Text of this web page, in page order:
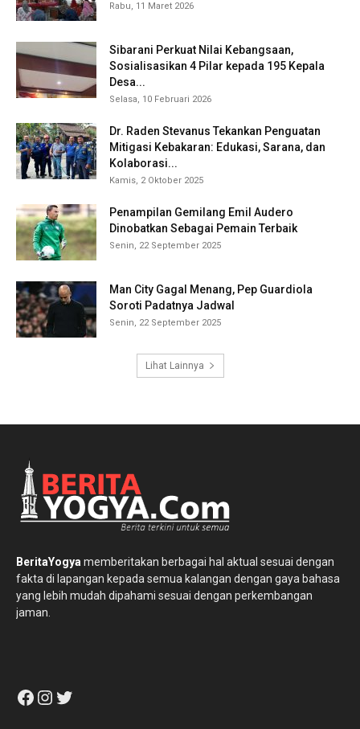
Rabu, 11 Maret 2026
Sibarani Perkuat Nilai Kebangsaan,
Sosialisasikan 4 Pilar kepada 195 Kepala
Desa...
Selasa, 10 Februari 2026
Dr. Raden Stevanus Tekankan Penguatan
Mitigasi Kebakaran: Edukasi, Sarana, dan
Kolaborasi...
Kamis, 2 Oktober 2025
Penampilan Gemilang Emil Audero
Dinobatkan Sebagai Pemain Terbaik
Senin, 22 September 2025
Man City Gagal Menang, Pep Guardiola
Soroti Padatnya Jadwal
Senin, 22 September 2025
Lihat Lainnya
BeritaYogyamemberitakan berbagai hal aktual sesuai dengan
fakta di lapangan kepada semua kalangan dengan gaya bahasa
yang lebih mudah dipahami sesuai dengan perkembangan
jaman.
Facebook
Instagram
Twitter